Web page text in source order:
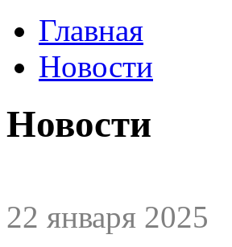
Главная
Новости
Новости
22 января 2025